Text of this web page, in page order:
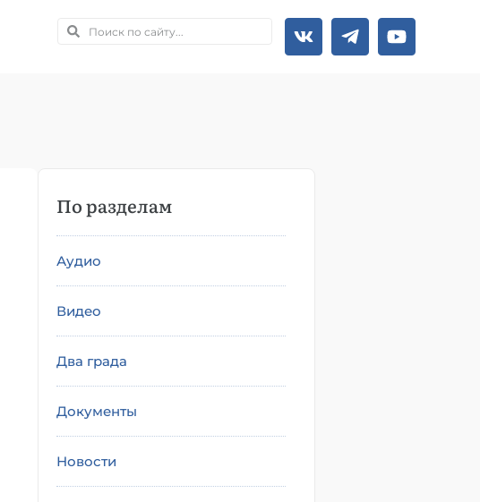
По разделам
Аудио
Видео
Два града
Документы
Новости